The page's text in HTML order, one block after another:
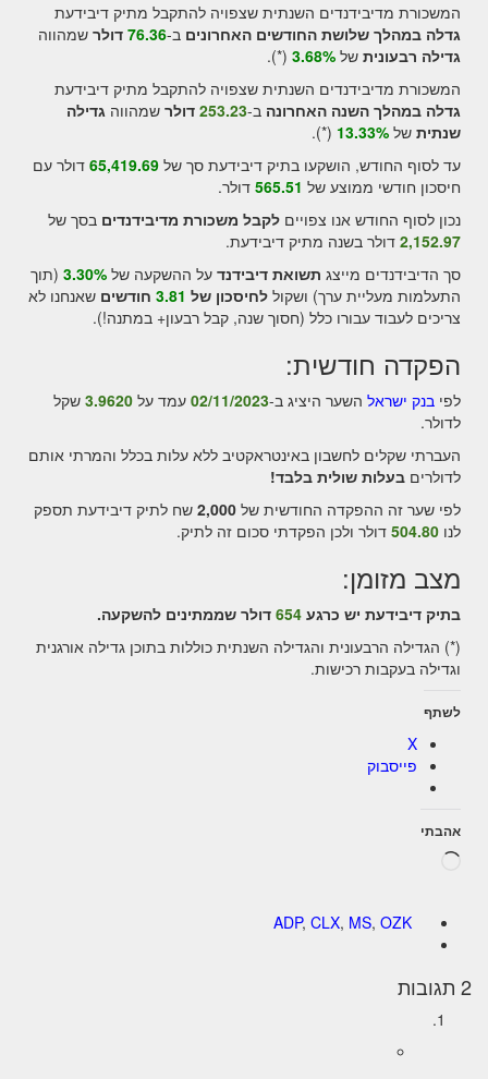
המשכורת מדיבידנדים השנתית שצפויה להתקבל מתיק דיבידעת
גדלה במהלך שלושת החודשים האחרוניםב-76.36 דולרשמהווה
גדילהרבעוניתשל 3.68%
(*).
המשכורת מדיבידנדים השנתית שצפויה להתקבל מתיק דיבידעת
גדלה במהלך השנה האחרונהב-253.23 דולרשמהווה גדילה
שנתית של 13.33%
(*).
עד לסוף החודש, הושקעו בתיק דיבידעת סך של 65,419.69 דולר עם
חיסכון חודשי ממוצע של 565.51 דולר.
נכון לסוף החודש אנו צפויים לקבל משכורת מדיבידנדיםבסך של
2,152.97 דולר בשנה מתיק דיבידעת.
סך הדיבידנדים מייצג תשואת דיבידנדעל ההשקעה של 3.30%
(תוך
התעלמות מעליית ערך) ושקול לחיסכון של 3.81 חודשיםשאנחנו לא
צריכים לעבוד עבורו כלל (חסוך שנה, קבל רבעון+ במתנה!).
הפקדה חודשית:
לפי בנק ישראלהשער היציג ב-02/11/2023עמד על 3.9620 שקל
לדולר.
העברתי שקלים לחשבון באינטראקטיב ללא עלות בכלל והמרתי אותם
לדולרים בעלות שולית בלבד!
לפי שער זה ההפקדה החודשית של 2,000שח לתיק דיבידעת תספק
לנו 504.80 דולר ולכן הפקדתי סכום זה לתיק.
מצב מזומן:
בתיק דיבידעת יש כרגע 654 דולר שממתינים להשקעה.
(*) הגדילה הרבעונית והגדילה השנתית כוללות בתוכן גדילה אורגנית
וגדילה בעקבות רכישות.
לשתף
X
פייסבוק
אהבתי
ADP,CLX,MS,OZK
2 תגובות